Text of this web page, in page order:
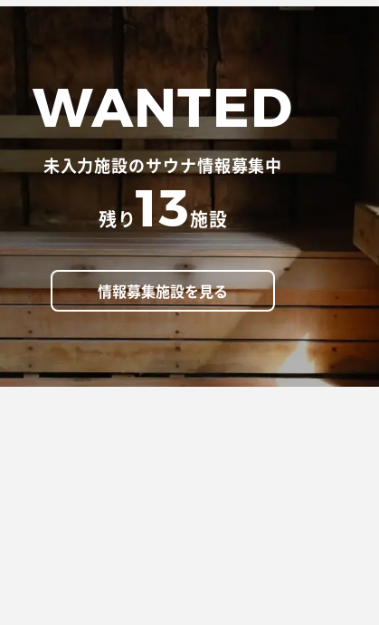
WANTED
未入力施設のサウナ情報募集中
残り13施設
情報募集施設を見る